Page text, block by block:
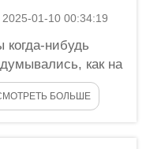
всё об
2025-01-10 00:34:19
когда-нибудь
как на
деле
БОЛЬШЕ